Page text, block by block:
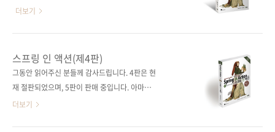
즈 역자명 심재철 출판일 2020년 5월 14일 페
이지 700쪽 시리즈 (없음) 판 형
35,000원 ISBN 979-11-90665-18-6(93000)
키워드 스프링 / ..
근 한 달여 만에 신간을 소개해 드리게 되었네요.
을 통해 5판까지 출간되어 사랑받는 장수 스테디
셀러입니다. 《스프링 인 액션(제5판): 스프링 5
의 강력한 기능과 생산성을 활용한 웹 애플리케
스프링 5와 스프링 부트 2를 기반으로 작성되었
습니다. 이 스프링/스프링 부트 버전에서 두드러
더보기
스프링 인 액션(제4판)
그동안 읽어주신 분들께 감사드립니다. 4판은 현
재 절판되었으며, 5판이 판매 중입니다. 아마존
No.1 스프링 서적!100,000명이 넘는 개발자가
더보기